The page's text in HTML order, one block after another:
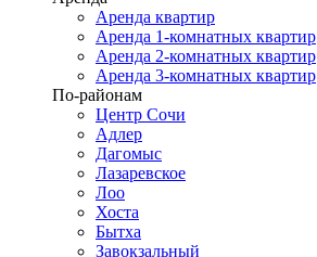
Аренда квартир
Аренда 1-комнатных квартир
Аренда 2-комнатных квартир
Аренда 3-комнатных квартир
По-районам
Центр Сочи
Адлер
Дагомыс
Лазаревское
Лоо
Хоста
Бытха
Завокзальный